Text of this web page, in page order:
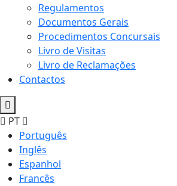
Regulamentos
Documentos Gerais
Procedimentos Concursais
Livro de Visitas
Livro de Reclamações
Contactos
PT
Português
Inglês
Espanhol
Francês